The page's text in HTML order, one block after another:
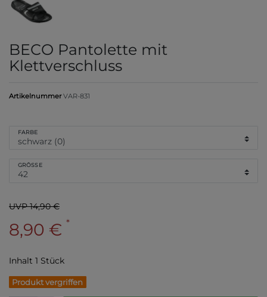
BECO Pantolette mit
Klettverschluss
ArtikelnummerVAR-831
FARBE
GRÖSSE
UVP 14,90 €
8,90 € *
Inhalt 1 Stück
Produkt vergriffen